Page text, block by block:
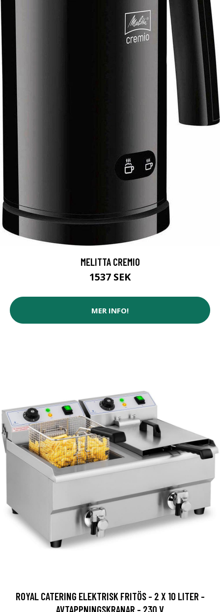
MELITTA CREMIO
1537 SEK
MER INFO!
ROYAL CATERING ELEKTRISK FRITÖS - 2 X 10 LITER -
AVTAPPNINGSKRANAR - 230 V